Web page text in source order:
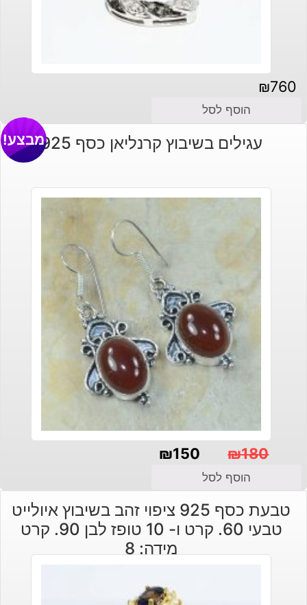
₪760
הוסף לסל
עגילים בשיבוץ קרנליאן כסף 925 מבצע!
₪180
המקורי
היה:
₪180.
₪150
הנוכחי
הוא:
₪150.
הוסף לסל
טבעת כסף 925 ציפוי זהב בשיבוץ איולייט
טבעי 60. קרט ו- 10 טופז לבן 90. קרט
מידה: 8